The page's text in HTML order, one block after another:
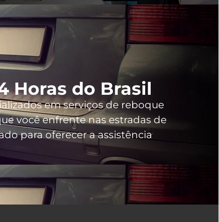
Horas do Brasil
em serviços de reboque
você enfrente nas estradas de
para oferecer a assistência